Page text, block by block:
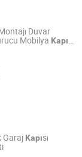
Duvar
Mobilya Kapı
Garaj Kapısı